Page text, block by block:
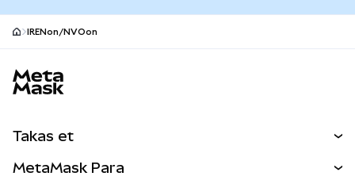
IRENon/NVOon
Takas et
MetaMask Para